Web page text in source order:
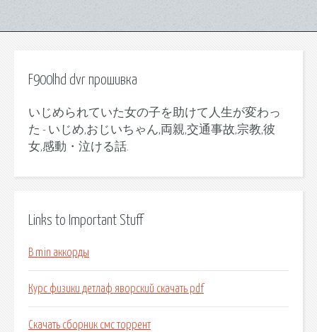
F900lhd dvr прошивка
いじめられていた女の子を助けて人生が変わっ
た - いじめ,おじいちゃん,両親,交通事故,宗教,彼
女,感動・泣ける話.
Links to Important Stuff
B min аккорды
Курс физики детлаф яворский скачать pdf
Скачать сборник смс торрент